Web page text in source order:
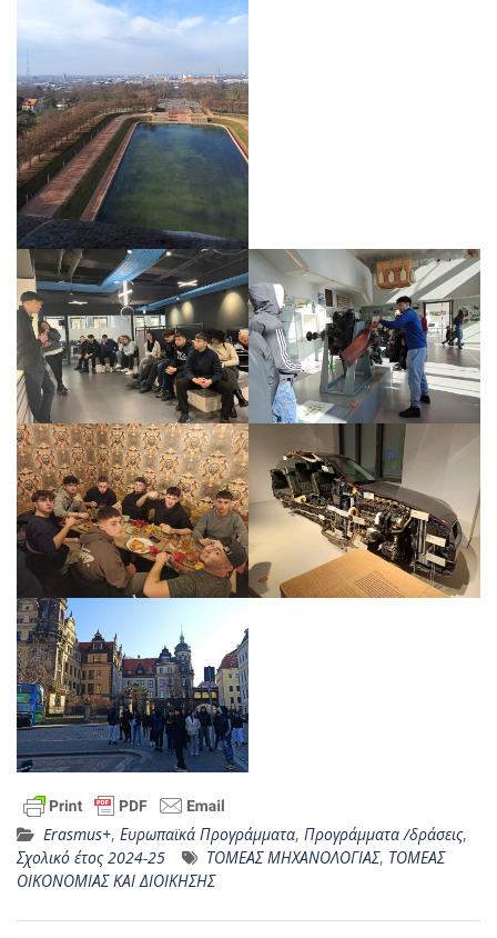
Erasmus+, Ευρωπαϊκά Προγράμματα, Προγράμματα /δράσεις,
Σχολικό έτος 2024-25
ΤΟΜΕΑΣ ΜΗΧΑΝΟΛΟΓΙΑΣ, ΤΟΜΕΑΣ
ΟΙΚΟΝΟΜΙΑΣ ΚΑΙ ΔΙΟΙΚΗΣΗΣ